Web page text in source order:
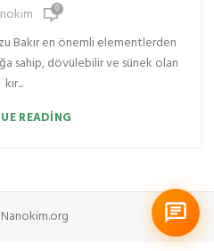
0
Bakır en önemli elementlerden
sahip, dövülebilir ve sünek olan
kır...
READING